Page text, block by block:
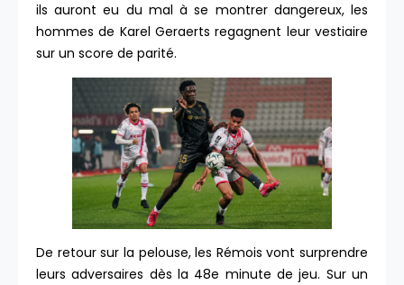
ils auront eu du mal à se montrer dangereux, les
hommes de Karel Geraerts regagnent leur vestiaire
sur un score de parité.
De retour sur la pelouse, les Rémois vont surprendre
leurs adversaires dès la 48e minute de jeu. Sur un